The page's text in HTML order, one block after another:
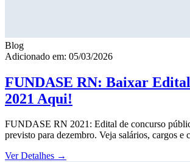
Blog
Adicionado em: 05/03/2026
FUNDASE RN: Baixar
2021 Aqui!
FUNDASE RN 2021: Edital de concurso
previsto para dezembro. Veja salários, cargos e
Ver Detalhes →